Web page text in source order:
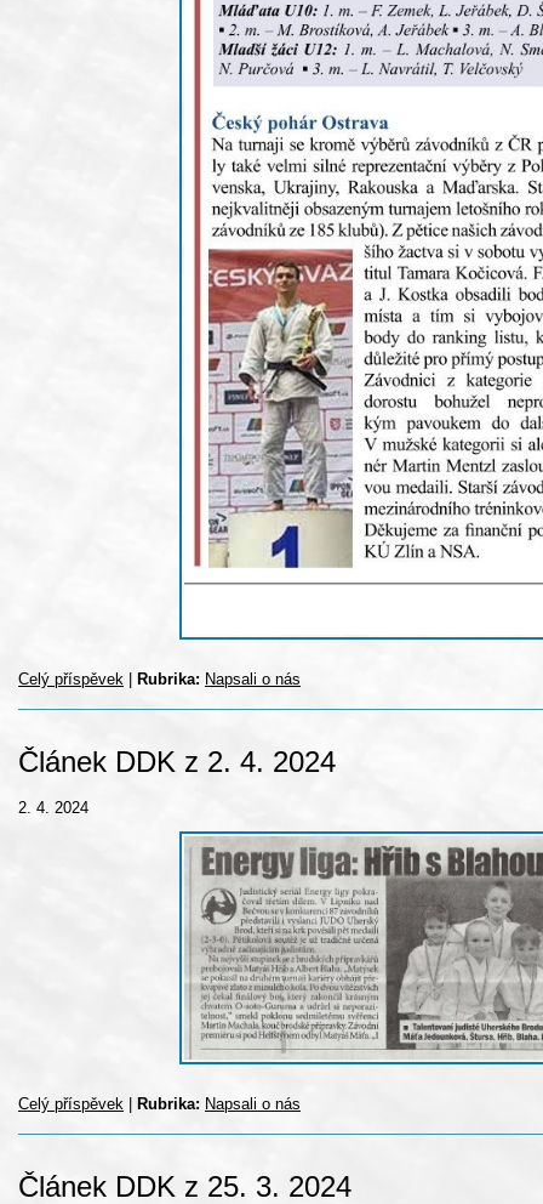
Celý příspěvek Rubrika: Napsali o nás
Článek DDK z 2. 4. 2024
2. 4. 2024
Celý příspěvek | Rubrika: Napsali o nás
Článek DDK z 25. 3. 2024